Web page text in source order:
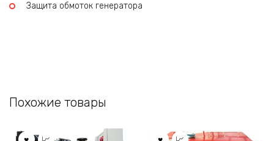
Защита обмоток генератора
Похожие товары